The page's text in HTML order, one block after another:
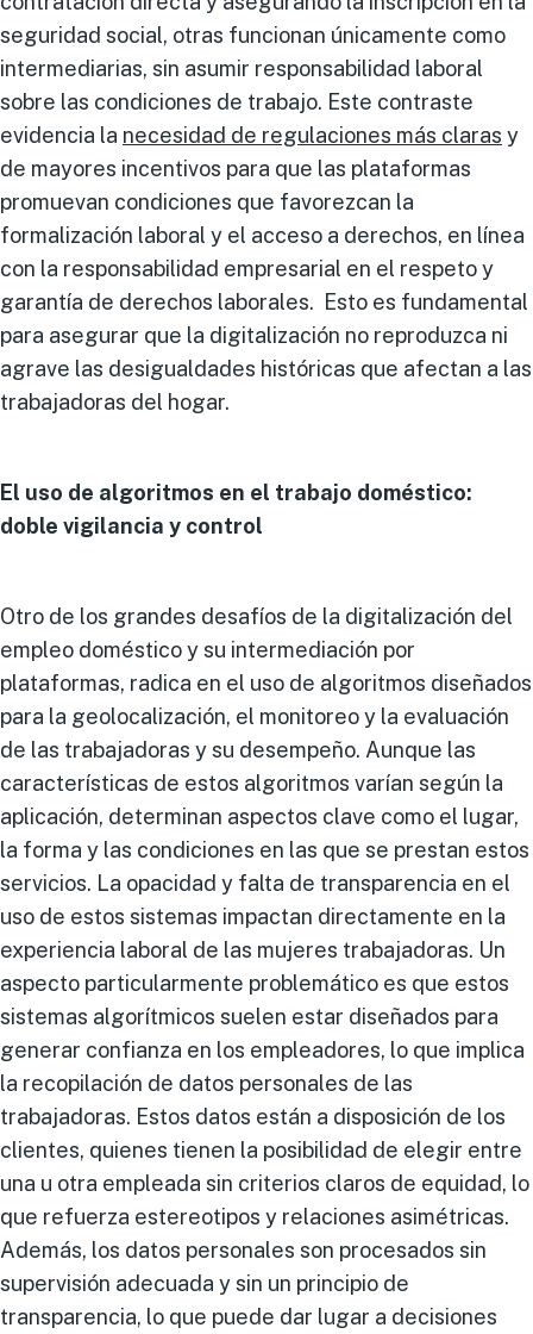
seguridad social, otras funcionan únicamente como
intermediarias, sin asumir responsabilidad laboral
sobre las condiciones de trabajo. Este contraste
evidencia la necesidad de regulaciones más claras y
de mayores incentivos para que las plataformas
promuevan condiciones que favorezcan la
formalización laboral y el acceso a derechos, en línea
con la responsabilidad empresarial en el respeto y
garantía de derechos laborales. Esto es fundamental
para asegurar que la digitalización no reproduzca ni
agrave las desigualdades históricas que afectan a las
trabajadoras del hogar.
El uso de algoritmos en el trabajo doméstico:
doble vigilancia y control
Otro de los grandes desafíos de la digitalización del
empleo doméstico y su intermediación por
plataformas, radica en el uso de algoritmos diseñados
para la geolocalización, el monitoreo y la evaluación
de las trabajadoras y su desempeño. Aunque las
características de estos algoritmos varían según la
aplicación, determinan aspectos clave como el lugar,
la forma y las condiciones en las que se prestan estos
servicios. La opacidad y falta de transparencia en el
uso de estos sistemas impactan directamente en la
experiencia laboral de las mujeres trabajadoras. Un
aspecto particularmente problemático es que estos
sistemas algorítmicos suelen estar diseñados para
generar confianza en los empleadores, lo que implica
la recopilación de datos personales de las
trabajadoras. Estos datos están a disposición de los
clientes, quienes tienen la posibilidad de elegir entre
una u otra empleada sin criterios claros de equidad, lo
que refuerza estereotipos y relaciones asimétricas.
Además, los datos personales son procesados sin
supervisión adecuada y sin un principio de
transparencia, lo que puede dar lugar a decisiones